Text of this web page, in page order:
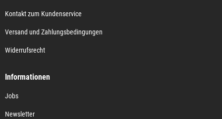
Kontakt zum Kundenservice
Versand und Zahlungsbedingungen
Widerrufsrecht
Informationen
Jobs
Newsletter